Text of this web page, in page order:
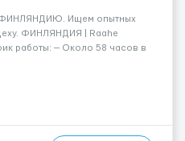
Ищем опытных
ФИНЛЯНДИЯ | Raahe
работы: — Около 58 часов в
можно скорее....